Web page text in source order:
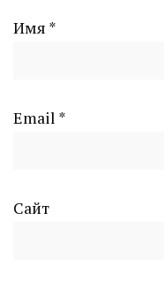
Имя *
Email *
Сайт